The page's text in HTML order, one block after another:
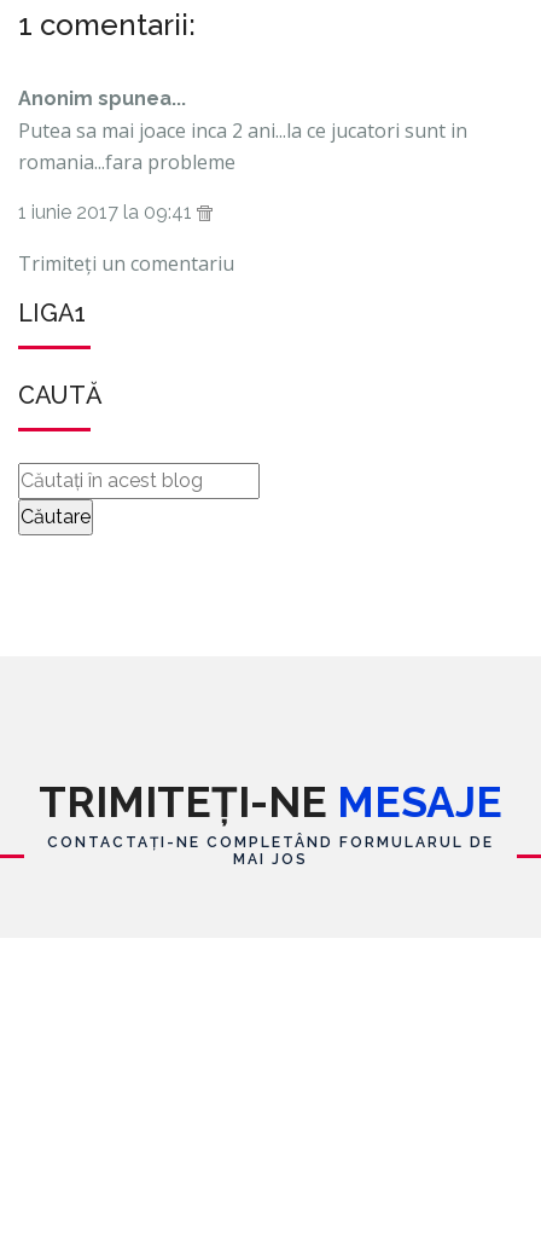
1 comentarii:
Anonim spunea...
Putea sa mai joace inca 2 ani...la ce jucatori sunt in
romania...fara probleme
1 iunie 2017 la 09:41
Trimiteți un comentariu
LIGA1
CAUTĂ
TRIMITEȚI-NE MESAJE
CONTACTAȚI-NE COMPLETÂND FORMULARUL DE
MAI JOS